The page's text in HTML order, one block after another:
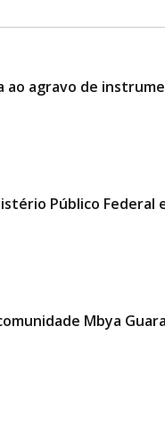
ao agravo de
Público
Mbya